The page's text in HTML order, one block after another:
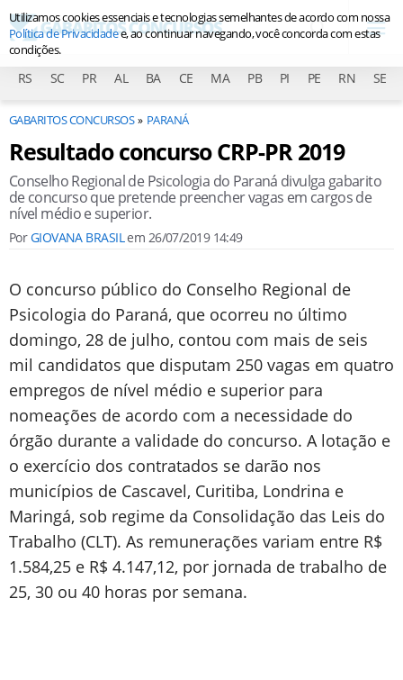
RS SC PR AL BA CE MA PB PI PE RN SE
GABARITOS CONCURSOS PARANÁ
Resultado concurso CRP-PR 2019
Conselho Regional de Psicologia do Paraná divulga gabarito
de concurso que pretende preencher vagas em cargos de
nível médio e superior.
PorGIOVANA BRASILem 26/07/2019 14:49
O concurso público do Conselho Regional de
Psicologia do Paraná, que ocorreu no último
domingo, 28 de julho, contou com mais de seis
mil candidatos que disputam 250 vagas em quatro
empregos de nível médio e superior para
nomeações de acordo com a necessidade do
órgão durante a validade do concurso. A lotação e
o exercício dos contratados se darão nos
municípios de Cascavel, Curitiba, Londrina e
Maringá, sob regime da Consolidação das Leis do
Trabalho (CLT). As remunerações variam entre R$
1.584,25 e R$ 4.147,12, por jornada de trabalho de
25, 30 ou 40 horas por semana.
Utilizamos cookies essenciais e tecnologias semelhantes de acordo com nossa
Política de Privacidadee, ao continuar navegando, você concorda com estas
condições.